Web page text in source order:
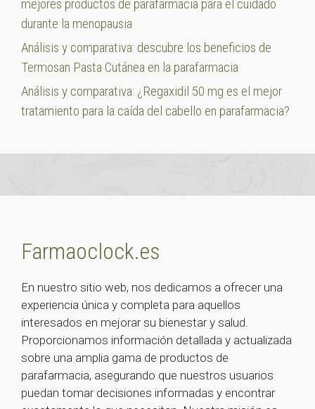
mejores productos de parafarmacia para el cuidado
durante la menopausia
Análisis y comparativa: descubre los beneficios de
Termosan Pasta Cutánea en la parafarmacia
Análisis y comparativa: ¿Regaxidil 50 mg es el mejor
tratamiento para la caída del cabello en parafarmacia?
Farmaoclock.es
En nuestro sitio web, nos dedicamos a ofrecer una
experiencia única y completa para aquellos
interesados en mejorar su bienestar y salud.
Proporcionamos información detallada y actualizada
sobre una amplia gama de productos de
parafarmacia, asegurando que nuestros usuarios
puedan tomar decisiones informadas y encontrar